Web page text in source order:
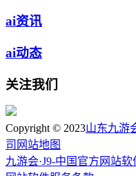
ai资讯
ai动态
关注我们
Copyright © 2023山东九游
司 网站地图
九游会·J9-中国官方网站